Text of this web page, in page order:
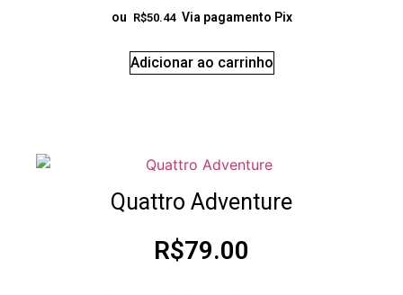
ou R$50.44 Via pagamento Pix
Adicionar ao carrinho
Quattro Adventure
R$79.00